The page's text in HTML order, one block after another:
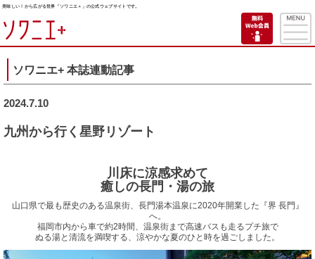
美味しい！から広がる世界「ソワニエ＋」の公式ウェブサイトです。
ソワニエ+ 本誌連動記事
2024.7.10
九州から行く星野リゾート
川床に涼感求めて
癒しの長門・湯の旅
山口県で最も歴史のある温泉街、長門湯本温泉に2020年開業した『界 長門』
へ。
福岡市内から車で約2時間、温泉街まで高速バスも走るプチ旅で
ぬる湯と清流を満喫する、涼やかな夏のひと時を過ごしました。